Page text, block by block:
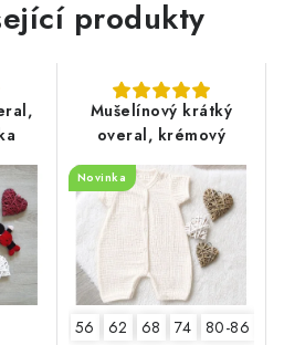
produkty
Mušelínový krátký
overal, krémový
Novinka
56 62 68 74 80-86